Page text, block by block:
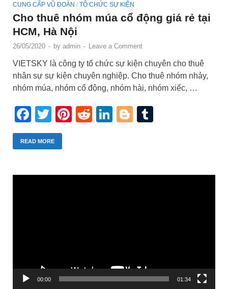
CUNG CẤP VŨ ĐOÀN / TỔ CHỨC SỰ KIỆN
Cho thuê nhóm múa cổ động giá rẻ tại
HCM, Hà Nội
26/05/2020 - by admin - Leave a Comment
VIETSKY là công ty tổ chức sự kiện chuyên cho thuê
nhân sự sự kiện chuyên nghiệp. Cho thuê nhóm nhảy,
nhóm múa, nhóm cổ động, nhóm hài, nhóm xiếc, …
Facebook
Twitter
Pinterest
RedditLinkedIn
Blogger
READ MORE
00:00 01:34